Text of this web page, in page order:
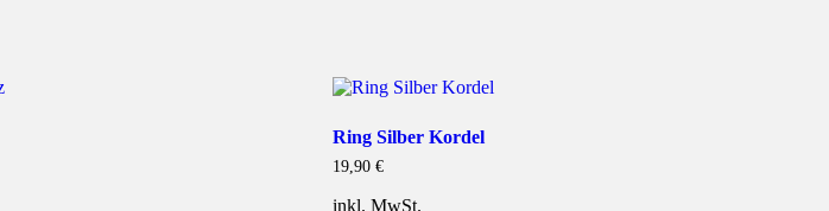
Ring Silber Kordel
19,90 €
inkl. MwSt.